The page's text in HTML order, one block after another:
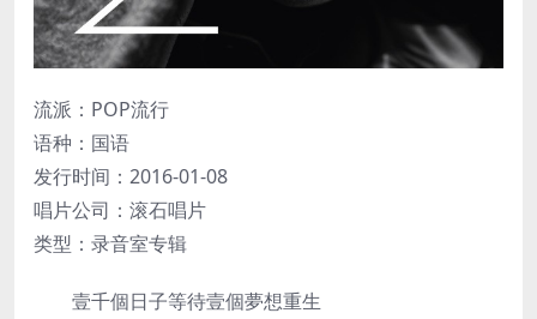
流派：POP流行
语种：国语
发行时间：2016-01-08
唱片公司：滚石唱片
类型：录音室专辑
壹千個日子等待壹個夢想重生